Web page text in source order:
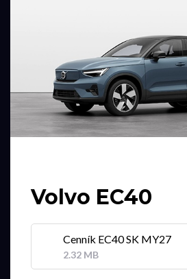
Volvo EC40
Cenník EC40 SK MY27
2.32 MB